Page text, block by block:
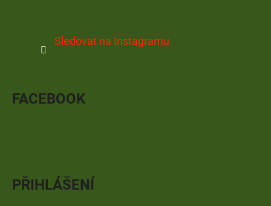
Sledovat na Instagramu
FACEBOOK
PŘIHLÁŠENÍ